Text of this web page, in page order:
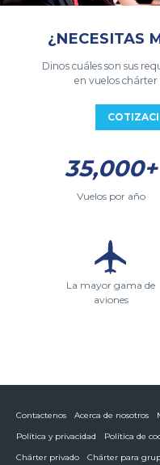
¿NECESITAS
Dinos cuáles son sus
en vuelos
35,000+
Vuelos por año
La mayor gama de
aviones
Contactenos Acerca de nosotros
Política y privacidad
Política de
Chárter privado
Chárter para